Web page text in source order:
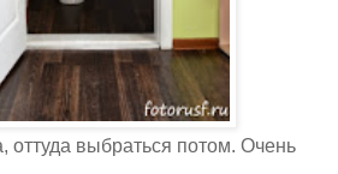
оттуда выбраться потом. Очень